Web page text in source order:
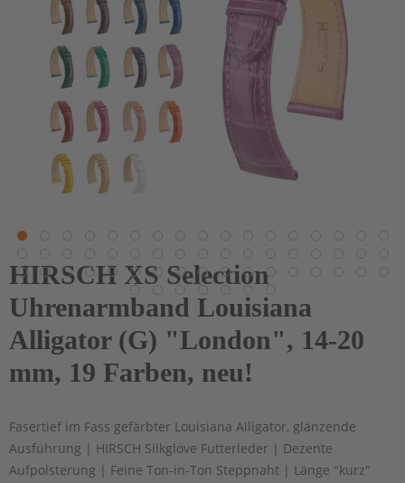
HIRSCH XS Selection
Uhrenarmband Louisiana
Alligator (G) "London", 14-20
mm, 19 Farben, neu!
Fasertief im Fass gefärbter Louisiana Alligator, glänzende
Ausführung | HIRSCH Silkglove Futterleder | Dezente
Aufpolsterung | Feine Ton-in-Ton Steppnaht | Länge "kurz"